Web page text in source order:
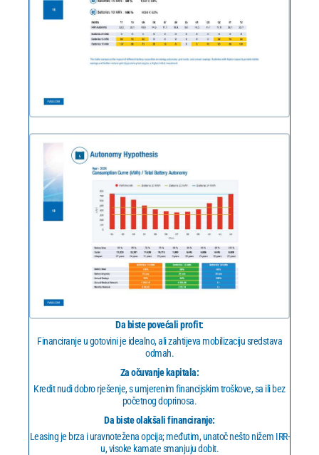
Da biste povećali profit:
Financiranje u gotovini je idealno, ali zahtijeva mobilizaciju sredstava
odmah.
Za očuvanje kapitala:
Kredit nudi dobro rješenje, s umjerenim financijskim troškove, sa ili bez
početnog doprinosa.
Da biste olakšali financiranje:
Leasing je brza i uravnotežena opcija; međutim, unatoč nešto nižem IRR-
u, visoke kamate smanjuju dobit.